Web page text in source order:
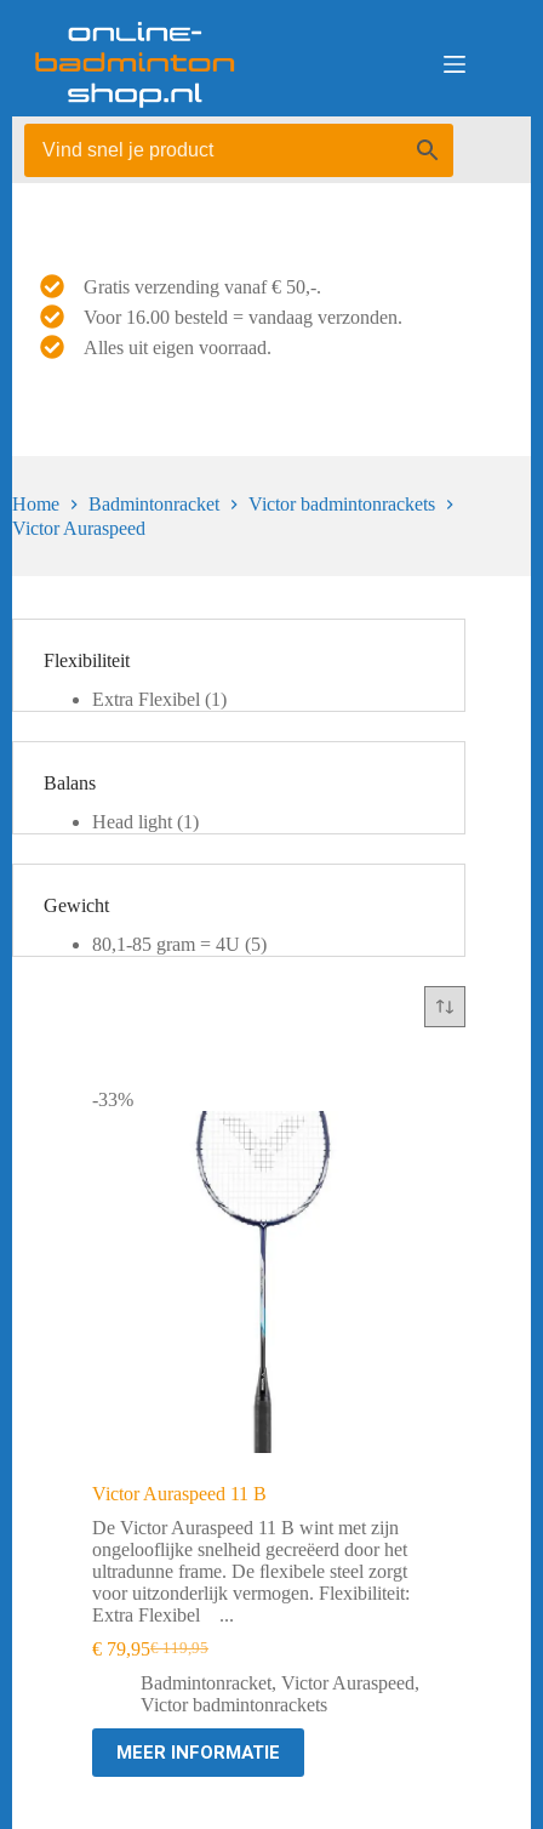
Gratis verzending vanaf € 50,-.
Voor 16.00 besteld = vandaag verzonden.
Alles uit eigen voorraad.
Home Badmintonracket
Victor badmintonrackets
Victor Auraspeed
-33%
Victor Auraspeed 11 B
De Victor Auraspeed 11 B wint met zijn
ongelooflijke snelheid gecreëerd door het
ultradunne frame. De ﬂexibele steel zorgt
voor uitzonderlijk vermogen. Flexibiliteit:
Extra Flexibel ...
€119,95
Oorspronkelijke
prijs
was:
€ 79,95Huidige
prijs
is:
Badmintonracket, Victor Auraspeed,
Victor badmintonrackets
MEER INFORMATIE
Flexibiliteit
Extra Flexibel (1)
Medium Flexibel (2)
Extra Stijf
Balans
Head light (1)
Head Heavy (1)
Gewicht
80,1-85 gram = 4U (5)